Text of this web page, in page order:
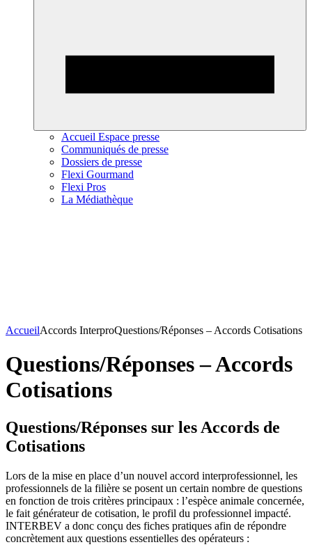
Accueil Espace presse
Communiqués de presse
Dossiers de presse
Flexi Gourmand
Flexi Pros
La Médiathèque
AccueilAccords InterproQuestions/Réponses – Accords Cotisations
Questions/Réponses – Accords
Cotisations
Questions/Réponses sur les Accords de
Cotisations
Lors de la mise en place d’un nouvel accord interprofessionnel, les
professionnels de la filière se posent un certain nombre de questions
en fonction de trois critères principaux : l’espèce animale concernée,
le fait générateur de cotisation, le profil du professionnel impacté.
INTERBEV a donc conçu des fiches pratiques afin de répondre
concrètement aux questions essentielles des opérateurs :